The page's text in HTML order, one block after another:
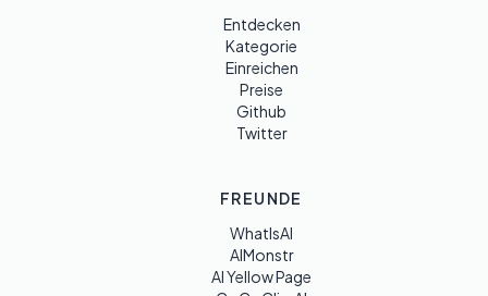
Entdecken
Kategorie
Einreichen
Preise
Github
Twitter
FREUNDE
WhatIsAI
AIMonstr
AI Yellow Page